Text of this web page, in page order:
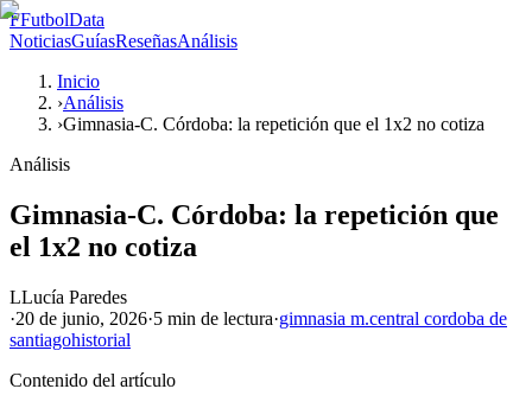
FFutbolData
NoticiasGuíasReseñasAnálisis
Inicio
›Análisis
›Gimnasia-C. Córdoba: la repetición que el 1x2 no cotiza
Análisis
Gimnasia-C. Córdoba: la repetición que
el 1x2 no cotiza
LLucía Paredes
·20 de junio, 2026·5 min de lectura·gimnasia m.central cordoba de
santiagohistorial
Contenido del artículo